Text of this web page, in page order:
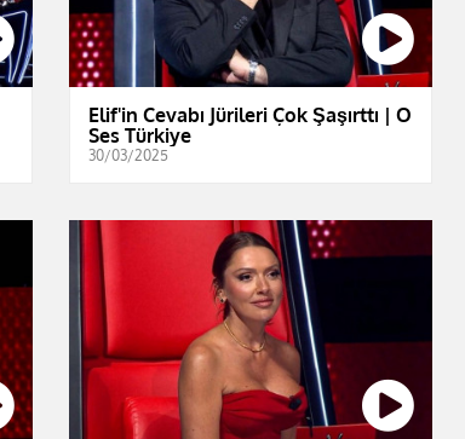
Elif'in Cevabı Jürileri Çok Şaşırttı | O
Ses Türkiye
30/03/2025